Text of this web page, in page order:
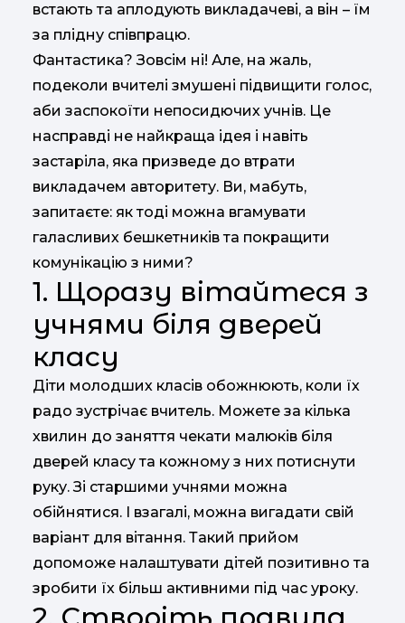
встають та аплодують викладачеві, а він – їм
за плідну співпрацю.
Фантастика? Зовсім ні! Але, на жаль,
подеколи вчителі змушені підвищити голос,
аби заспокоїти непосидючих учнів. Це
насправді не найкраща ідея і навіть
застаріла, яка призведе до втрати
викладачем авторитету. Ви, мабуть,
запитаєте: як тоді можна вгамувати
галасливих бешкетників та покращити
комунікацію з ними?
1. Щоразу вітайтеся з
учнями біля дверей
класу
Діти молодших класів обожнюють, коли їх
радо зустрічає вчитель. Можете за кілька
хвилин до заняття чекати малюків біля
дверей класу та кожному з них потиснути
руку. Зі старшими учнями можна
обійнятися. І взагалі, можна вигадати свій
варіант для вітання. Такий прийом
допоможе налаштувати дітей позитивно та
зробити їх більш активними під час уроку.